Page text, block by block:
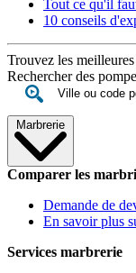
Tout ce qu'il
10 conseils
Trouvez les
Rechercher des
Marbrerie
Comparer les
Demande de
En savoir plus
Services marbrerie